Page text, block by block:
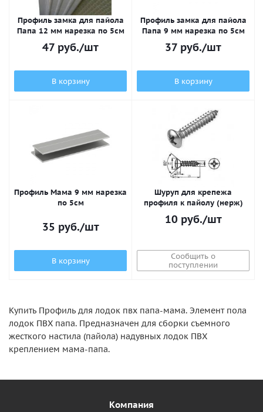
Профиль замка для пайола
Папа 12 мм нарезка по 5см
47 руб./шт
В корзину
Профиль замка для пайола
Папа 9 мм нарезка по 5см
37 руб./шт
В корзину
Профиль Мама 9 мм нарезка
по 5см
35 руб./шт
В корзину
Шуруп для крепежа
профиля к пайолу (нерж)
10 руб./шт
Сообщить о
поступлении
Купить Профиль для лодок пвх папа-мама. Элемент пола
лодок ПВХ папа. Предназначен для сборки съемного
жесткого настила (пайола) надувных лодок ПВХ
креплением мама-папа.
Компания